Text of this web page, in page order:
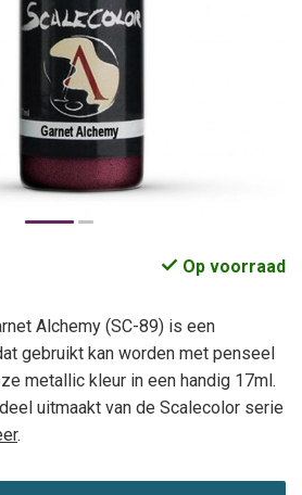
Op voorraad
Alchemy (SC-89) is een
gebruikt kan worden met penseel
metallic kleur in een handig 17ml.
uitmaakt van de Scalecolor serie
.